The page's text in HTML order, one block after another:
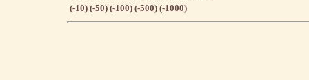
(-10) (-50) (-100) (-500) (-1000)